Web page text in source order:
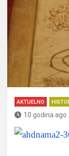
AKTUELNO
10 godina ago